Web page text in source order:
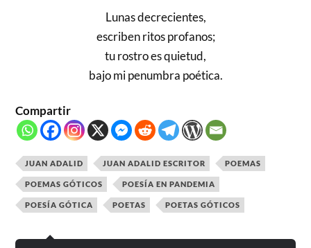
Lunas decrecientes,
escriben ritos profanos;
tu rostro es quietud,
bajo mi penumbra poética.
Compartir
JUAN ADALID JUAN ADALID ESCRITOR POEMAS
POEMAS GÓTICOS POESÍA EN PANDEMIA
POESÍA GÓTICA POETAS POETAS GÓTICOS